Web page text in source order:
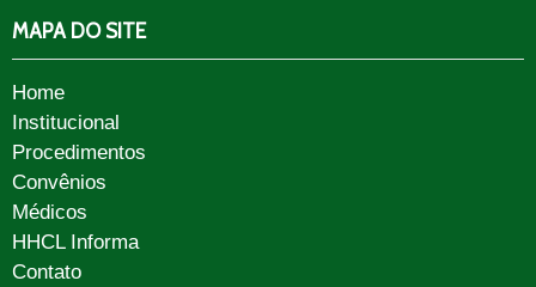
MAPA DO SITE
Home
Institucional
Procedimentos
Convênios
Médicos
HHCL Informa
Contato